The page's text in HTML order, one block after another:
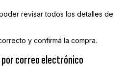
revisar todos los detalles de
y confirmá la compra.
por correo electrónico